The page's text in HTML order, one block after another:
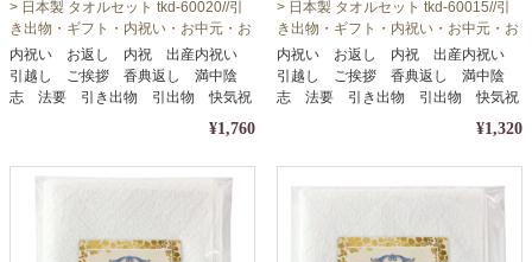
> 日本製 タオルセット tkd-60020//引
き出物・ギフト・内祝い・お中元・お
歳暮等に
内祝い お返し 内祝 出産内祝い
引越し ご挨拶 香典返し 満中陰
志 法要 引き出物 引出物 快気祝
¥1,760
> 日本製 タオルセット tkd-60015//引
き出物・ギフト・内祝い・お中元・お
歳暮等に
内祝い お返し 内祝 出産内祝い
引越し ご挨拶 香典返し 満中陰
志 法要 引き出物 引出物 快気祝
¥1,320